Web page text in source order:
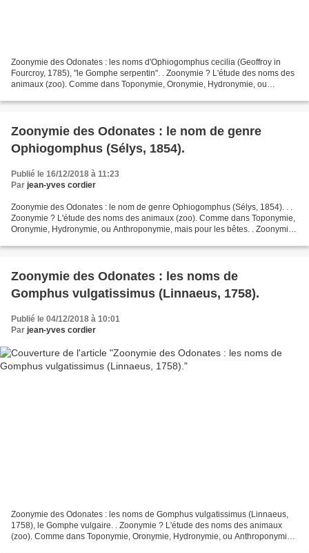
Zoonymie des Odonates : les noms d'Ophiogomphus cecilia (Geoffroy in
Fourcroy, 1785), "le Gomphe serpentin". . Zoonymie ? L'étude des noms des
animaux (zoo). Comme dans Toponymie, Oronymie, Hydronymie, ou
Zoonymie des Odonates : le nom de genre
Ophiogomphus (Sélys, 1854).
Publié le 16/12/2018 à 11:23
Par jean-yves cordier
Zoonymie des Odonates : le nom de genre Ophiogomphus (Sélys, 1854). . .
Zoonymie ? L'étude des noms des animaux (zoo). Comme dans Toponymie,
Oronymie, Hydronymie, ou Anthroponymie, mais pour les bêtes. . Zoonymie
Zoonymie des Odonates : les noms de
Gomphus vulgatissimus (Linnaeus, 1758).
Publié le 04/12/2018 à 10:01
Par jean-yves cordier
Zoonymie des Odonates : les noms de Gomphus vulgatissimus (Linnaeus,
1758), le Gomphe vulgaire. . Zoonymie ? L'étude des noms des animaux
(zoo). Comme dans Toponymie, Oronymie, Hydronymie, ou Anthroponymie,